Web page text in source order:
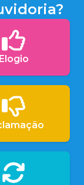
Elogio